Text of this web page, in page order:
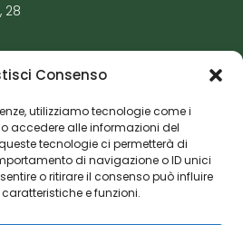
Consenso
utilizziamo tecnologie come i
accedere alle informazioni del
tecnologie ci permetterà di
di navigazione o ID unici
o ritirare il consenso può influire
e funzioni.
28